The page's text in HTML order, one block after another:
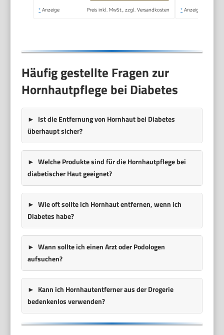
Ergebnisse,1 Gerät
* Anzeige Preis inkl. MwSt., zzgl. Versandkosten * Anzeige
Häufig gestellte Fragen zur
Hornhautpflege bei Diabetes
Ist die Entfernung von Hornhaut bei Diabetes
überhaupt sicher?
Welche Produkte sind für die Hornhautpflege bei
diabetischer Haut geeignet?
Wie oft sollte ich Hornhaut entfernen, wenn ich
Diabetes habe?
Wann sollte ich einen Arzt oder Podologen
aufsuchen?
Kann ich Hornhautentferner aus der Drogerie
bedenkenlos verwenden?